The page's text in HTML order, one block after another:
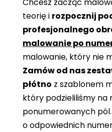
Chcesz zacząć
teorię i rozpocznij
profesjonalnego
malowanie po
malowanie, który nie
Zamów od nas
płótno z szablonem
który podzieliliśmy na
ponumerowanych
o odpowiednich